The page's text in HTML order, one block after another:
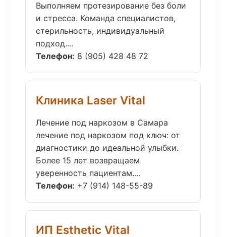
Выполняем протезирование без боли
и стресса. Команда специалистов,
стерильность, индивидуальный
подход....
Телефон: 8 (905) 428 48 72
Клиника Laser Vital
Лечение под наркозом в Самара
лечение под наркозом под ключ: от
диагностики до идеальной улыбки.
Более 15 лет возвращаем
уверенность пациентам....
Телефон: +7 (914) 148-55-89
ИП Esthetic Vital